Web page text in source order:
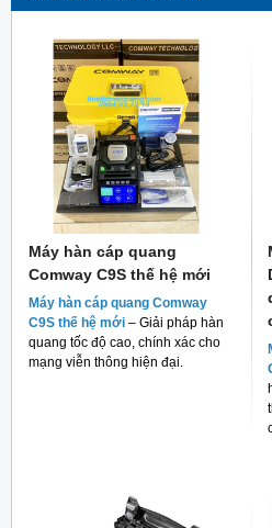
Máy hàn cáp quang
Comway C9S thế hệ mới
Máy hàn cáp quang Comway
C9S thế hệ mới – Giải pháp hàn
quang tốc độ cao, chính xác cho
mạng viễn thông hiện đại.